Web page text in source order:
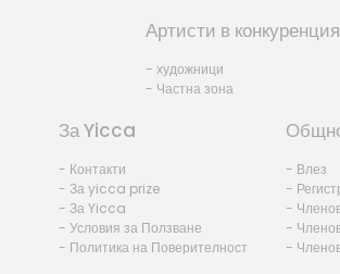
Артисти в конкуренция
- художници
- Частна зона
За Yicca
- Контакти
- За yicca prize
- За Yicca
- Условия за Ползване
- Политика на Поверителност
- Влез
-
-
-
-